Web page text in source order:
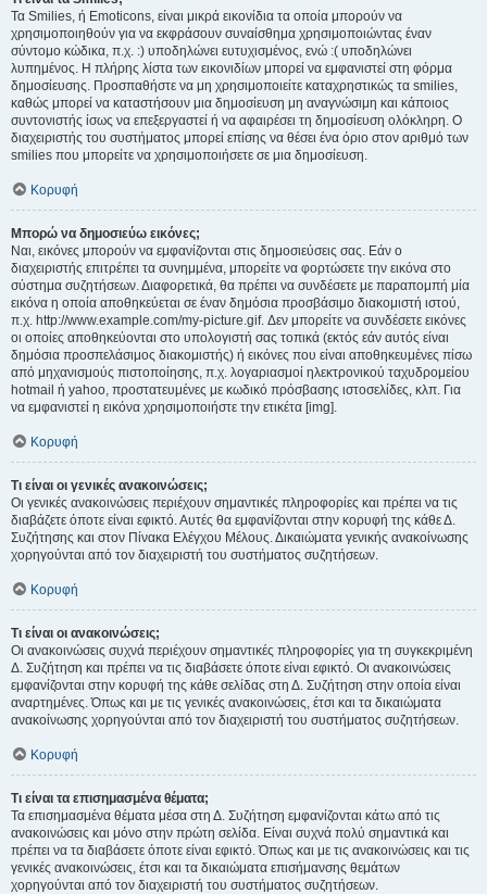
Τα Smilies, ή Emoticons, είναι μικρά εικονίδια τα οποία μπορούν να
χρησιμοποιηθούν για να εκφράσουν συναίσθημα χρησιμοποιώντας έναν
σύντομο κώδικα, π.χ. :) υποδηλώνει ευτυχισμένος, ενώ :( υποδηλώνει
λυπημένος. Η πλήρης λίστα των εικονιδίων μπορεί να εμφανιστεί στη φόρμα
δημοσίευσης. Προσπαθήστε να μη χρησιμοποιείτε καταχρηστικώς τα smilies,
καθώς μπορεί να καταστήσουν μια δημοσίευση μη αναγνώσιμη και κάποιος
συντονιστής ίσως να επεξεργαστεί ή να αφαιρέσει τη δημοσίευση ολόκληρη. Ο
διαχειριστής του συστήματος μπορεί επίσης να θέσει ένα όριο στον αριθμό των
smilies που μπορείτε να χρησιμοποιήσετε σε μια δημοσίευση.
Κορυφή
Μπορώ να δημοσιεύω εικόνες;
Ναι, εικόνες μπορούν να εμφανίζονται στις δημοσιεύσεις σας. Εάν ο
διαχειριστής επιτρέπει τα συνημμένα, μπορείτε να φορτώσετε την εικόνα στο
σύστημα συζητήσεων. Διαφορετικά, θα πρέπει να συνδέσετε με παραπομπή μία
εικόνα η οποία αποθηκεύεται σε έναν δημόσια προσβάσιμο διακομιστή ιστού,
π.χ. http://www.example.com/my-picture.gif. Δεν μπορείτε να συνδέσετε εικόνες
οι οποίες αποθηκεύονται στο υπολογιστή σας τοπικά (εκτός εάν αυτός είναι
δημόσια προσπελάσιμος διακομιστής) ή εικόνες που είναι αποθηκευμένες πίσω
από μηχανισμούς πιστοποίησης, π.χ. λογαριασμοί ηλεκτρονικού ταχυδρομείου
hotmail ή yahoo, προστατευμένες με κωδικό πρόσβασης ιστοσελίδες, κλπ. Για
να εμφανιστεί η εικόνα χρησιμοποιήστε την ετικέτα [img].
Κορυφή
Τι είναι οι γενικές ανακοινώσεις;
Οι γενικές ανακοινώσεις περιέχουν σημαντικές πληροφορίες και πρέπει να τις
διαβάζετε όποτε είναι εφικτό. Αυτές θα εμφανίζονται στην κορυφή της κάθε Δ.
Συζήτησης και στον Πίνακα Ελέγχου Μέλους. Δικαιώματα γενικής ανακοίνωσης
χορηγούνται από τον διαχειριστή του συστήματος συζητήσεων.
Κορυφή
Τι είναι οι ανακοινώσεις;
Οι ανακοινώσεις συχνά περιέχουν σημαντικές πληροφορίες για τη συγκεκριμένη
Δ. Συζήτηση και πρέπει να τις διαβάσετε όποτε είναι εφικτό. Οι ανακοινώσεις
εμφανίζονται στην κορυφή της κάθε σελίδας στη Δ. Συζήτηση στην οποία είναι
αναρτημένες. Όπως και με τις γενικές ανακοινώσεις, έτσι και τα δικαιώματα
ανακοίνωσης χορηγούνται από τον διαχειριστή του συστήματος συζητήσεων.
Κορυφή
Τι είναι τα επισημασμένα θέματα;
Τα επισημασμένα θέματα μέσα στη Δ. Συζήτηση εμφανίζονται κάτω από τις
ανακοινώσεις και μόνο στην πρώτη σελίδα. Είναι συχνά πολύ σημαντικά και
πρέπει να τα διαβάσετε όποτε είναι εφικτό. Όπως και με τις ανακοινώσεις και τις
γενικές ανακοινώσεις, έτσι και τα δικαιώματα επισήμανσης θεμάτων
χορηγούνται από τον διαχειριστή του συστήματος συζητήσεων.